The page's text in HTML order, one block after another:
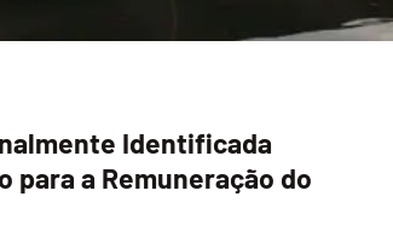
Identificada
para a Remuneração do